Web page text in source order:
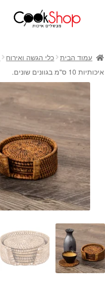
חנות
כלי בישול
סירים
מחבתות
כלי הגשה ואירוח
מוצרי חשמל למטבח
גאדג'טס וכלי מטבח
אחסון למטבח
סכינים
אפייה
קפה ותה
גיפט קארד
המותגים שלנו
חגים
מתנות לחנוכת בית
מתנות למטבח
עמוד הבית כלי הגשה ואירוח
איכותיות 10 ס"מ בגוונים שונים.